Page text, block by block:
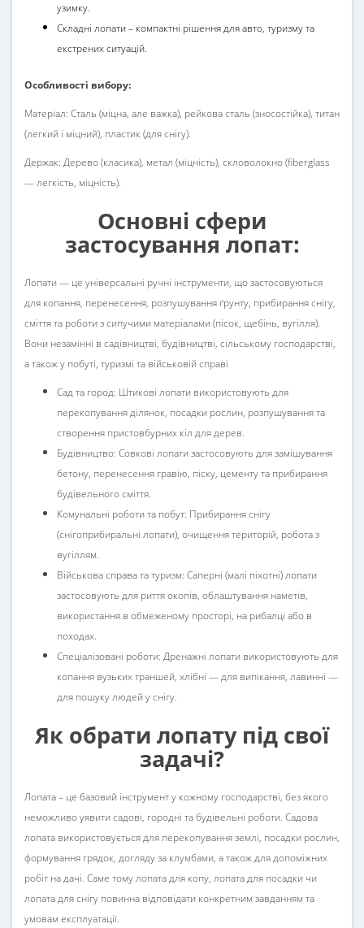
узимку.
Складні лопати – компактні рішення для авто, туризму та
екстрених ситуацій.
Особливості вибору:
Матеріал: Сталь (міцна, але важка), рейкова сталь (зносостійка), титан
(легкий і міцний), пластик (для снігу).
Держак: Дерево (класика), метал (міцність), скловолокно (fiberglass
— легкість, міцність).
Основні сфери
застосування лопат:
Лопати — це універсальні ручні інструменти, що застосовуються
для копання, перенесення, розпушування ґрунту, прибирання снігу,
сміття та роботи з сипучими матеріалами (пісок, щебінь, вугілля).
Вони незамінні в садівництві, будівництві, сільському господарстві,
а також у побуті, туризмі та військовій справі
Сад та город: Штикові лопати використовують для
перекопування ділянок, посадки рослин, розпушування та
створення пристовбурних кіл для дерев.
Будівництво: Совкові лопати застосовують для замішування
бетону, перенесення гравію, піску, цементу та прибирання
будівельного сміття.
Комунальні роботи та побут: Прибирання снігу
(снігоприбиральні лопати), очищення територій, робота з
вугіллям.
Військова справа та туризм: Саперні (малі піхотні) лопати
застосовують для риття окопів, облаштування наметів,
використання в обмеженому просторі, на рибалці або в
походах.
Спеціалізовані роботи: Дренажні лопати використовують для
копання вузьких траншей, хлібні — для випікання, лавинні —
для пошуку людей у снігу.
Як обрати лопату під свої
задачі?
Лопата – це базовий інструмент у кожному господарстві, без якого
неможливо уявити садові, городні та будівельні роботи. Садова
лопата використовується для перекопування землі, посадки рослин,
формування грядок, догляду за клумбами, а також для допоміжних
робіт на дачі. Саме тому лопата для копу, лопата для посадки чи
лопата для снігу повинна відповідати конкретним завданням та
умовам експлуатації.